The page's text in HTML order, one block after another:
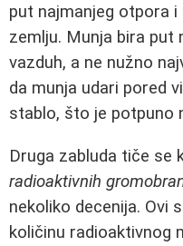
put najmanjeg otpora
zemlju. Munja bira put
vazduh, a ne nužno
da munja udari pored
stablo, što je potpuno
Druga zabluda tiče se
radioaktivnih
nekoliko decenija. Ovi
količinu radioaktivnog